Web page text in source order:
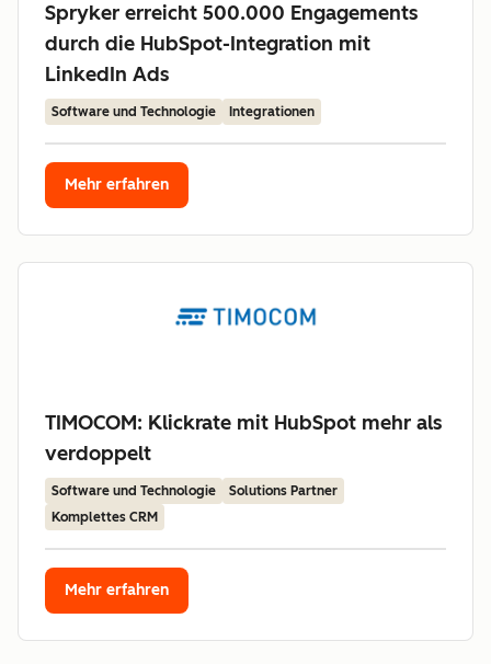
Spryker erreicht 500.000 Engagements
durch die HubSpot-Integration mit
LinkedIn Ads
Software und Technologie Integrationen
Mehr erfahren
TIMOCOM: Klickrate mit HubSpot mehr als
verdoppelt
Software und Technologie
Solutions Partner
Komplettes CRM
Mehr erfahren